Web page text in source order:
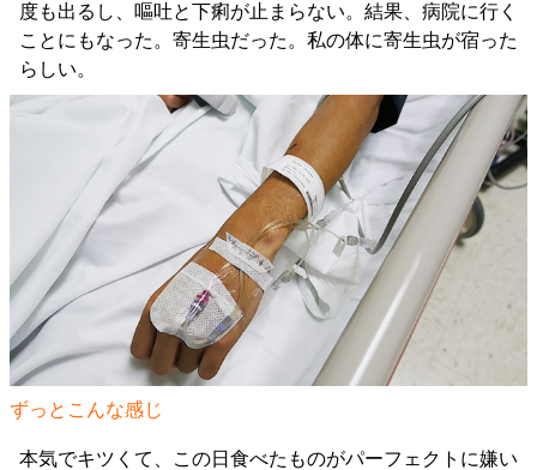
度も出るし、嘔吐と下痢が止まらない。結果、病院に行く
ことにもなった。寄生虫だった。私の体に寄生虫が宿った
らしい。
ずっとこんな感じ
本気でキツくて、この日食べたものがパーフェクトに嫌い